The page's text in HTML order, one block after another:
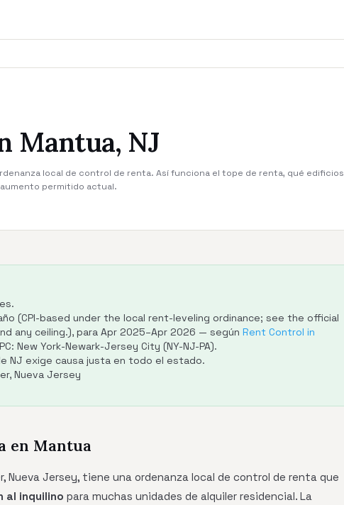
Mantua, NJ
local de control de renta. Así funciona el tope de renta, qué edificios
permitido actual.
(CPI-based under the local rent-leveling ordinance; see the official
any ceiling.), para Apr 2025–Apr 2026 — según Rent Control in
New York-Newark-Jersey City (NY-NJ-PA).
NJ exige causa justa en todo el estado.
Nueva Jersey
en Mantua
Nueva Jersey, tiene una ordenanza local de control de renta que
al inquilino para muchas unidades de alquiler residencial. La